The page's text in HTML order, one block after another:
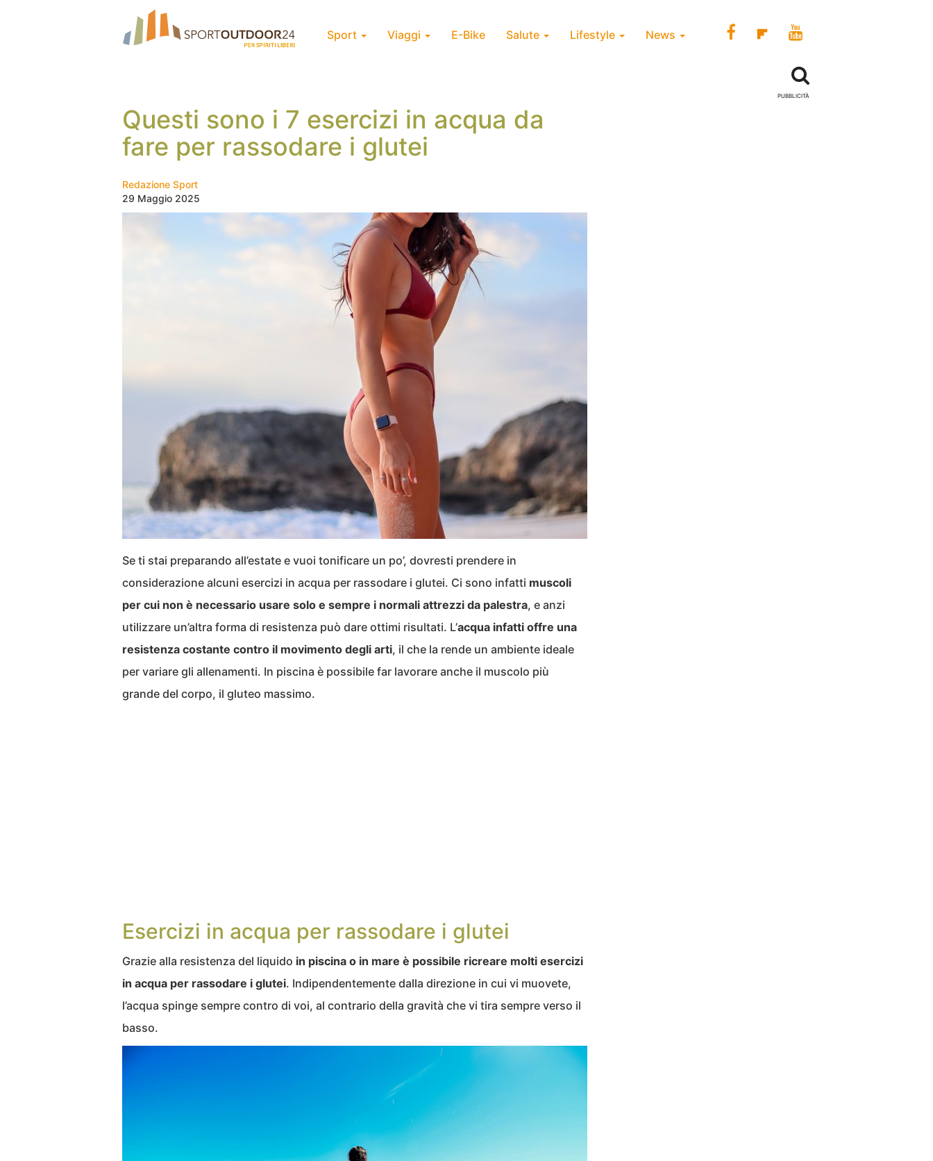
Sport Viaggi E-Bike Salute Lifestyle News
Questi sono i 7 esercizi in acqua da
fare per rassodare i glutei
Redazione Sport
29 Maggio 2025
Se ti stai preparando all’estate e vuoi tonificare un po’, dovresti prendere in
considerazione alcuni esercizi in acqua per rassodare i glutei. Ci sono infatti muscoli
per cui non è necessario usare solo e sempre i normali attrezzi da palestra, e anzi
utilizzare un’altra forma di resistenza può dare ottimi risultati. L’acqua infatti offre una
resistenza costante contro il movimento degli arti, il che la rende un ambiente ideale
per variare gli allenamenti. In piscina è possibile far lavorare anche il muscolo più
grande del corpo, il gluteo massimo.
Esercizi in acqua per rassodare i glutei
Grazie alla resistenza del liquido in piscina o in mare è possibile ricreare molti esercizi
in acqua per rassodare i glutei. Indipendentemente dalla direzione in cui vi muovete,
l’acqua spinge sempre contro di voi, al contrario della gravità che vi tira sempre verso il
basso.
PUBBLICITÀ